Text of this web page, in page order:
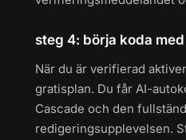
steg 4: börja koda
När du är verifierad
gratisplan. Du får AI-
Cascade och den
redigeringsupplevelsen.